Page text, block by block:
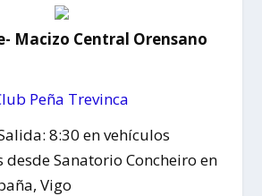
Macizo Central Orensano
Peña Trevinca
8:30 en vehículos
Sanatorio Concheiro en
Vigo